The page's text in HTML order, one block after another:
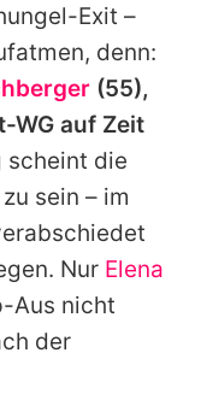
Exit –
denn:
(55),
WG auf Zeit
scheint die
sein – im
Nur Elena
Aus nicht
der